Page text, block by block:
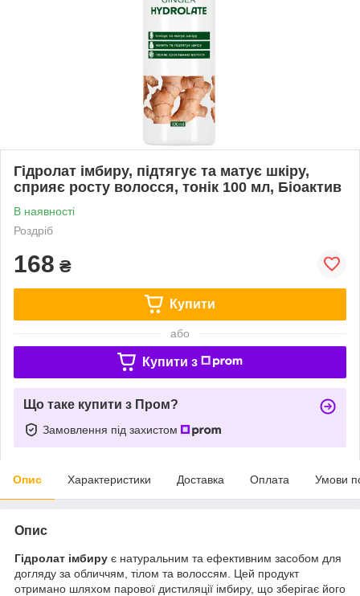
Гідролат імбиру, підтягує та матує шкіру,
сприяє росту волосся, тонік 100 мл, Біоактив
В наявності
Роздріб
168 ₴
Купити
або
Купити з
Що таке купити з Пром?
Замовлення під захистом
Опис Характеристики Доставка Оплата Умови
Опис
Гідролат імбиру є натуральним та ефективним засобом для
догляду за обличчям, тілом та волоссям. Цей продукт
отримано шляхом парової дистиляції імбиру, що зберігає його